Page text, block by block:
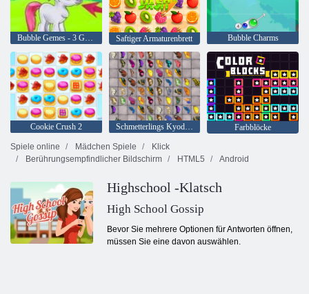
Bubble Gemes - 3 Gewinnt Saftiger Armaturenbrett Bubble Charms
Cookie Crush 2 Schmetterlings Kyodai HD
Farbblöcke
Spiele online
Mädchen Spiele
Klick
Berührungsempfindlicher Bildschirm
HTML5 Android
Highschool -Klatsch
High School Gossip
Bevor Sie mehrere Optionen für Antworten öffnen,
müssen Sie eine davon auswählen.